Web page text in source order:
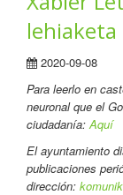
2020-09-08
Para leerlo en
neuronal que el
ciudadanía:Aquí
El ayuntamiento
publicaciones
dirección: